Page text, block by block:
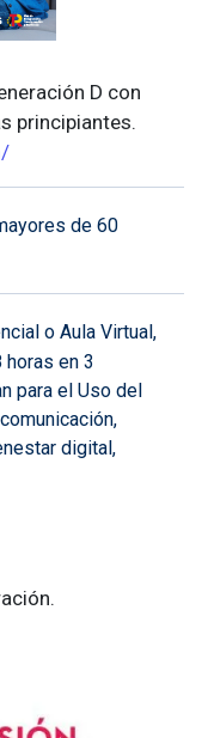
D con
principiantes.
de 60
o Aula Virtual,
en 3
para el Uso del
digital,